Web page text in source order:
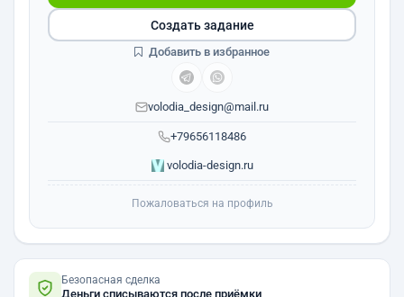
+79656118486
volodia_design@mail.ru
volodia-design.ru
Создать задание
Добавить в избранное
Пожаловаться на профиль
Безопасная сделка
Деньги списываются после приёмки